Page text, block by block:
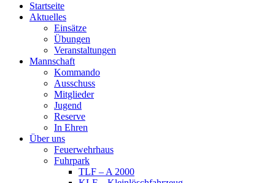
Startseite
Aktuelles
Einsätze
Übungen
Veranstaltungen
Mannschaft
Kommando
Ausschuss
Mitglieder
Jugend
Reserve
In Ehren
Über uns
Feuerwehrhaus
Fuhrpark
TLF – A 2000